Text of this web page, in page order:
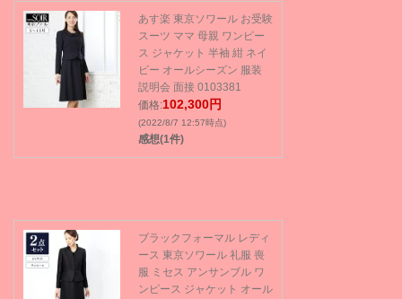
あす楽 東京ソワール お受験
スーツ ママ 母親 ワンピー
ス ジャケット 半袖 紺 ネイ
ビー オールシーズン 服装
説明会 面接 0103381
価格:102,300円
(2022/8/7 12:57時点)
感想(1件)
ブラックフォーマル レディ
ース 東京ソワール 礼服 喪
服 ミセス アンサンブル ワ
ンピース ジャケット オール